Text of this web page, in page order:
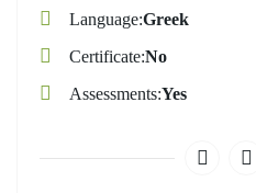
Language Greek
Certificate No
Assessments Yes